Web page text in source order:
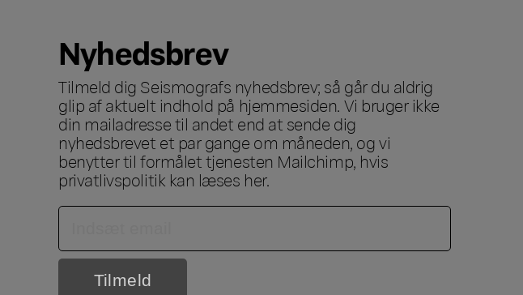
Nyhedsbrev
Tilmeld dig Seismografs nyhedsbrev; så går du aldrig
glip af aktuelt indhold på hjemmesiden. Vi bruger ikke
din mailadresse til andet end at sende dig
nyhedsbrevet et par gange om måneden, og vi
benytter til formålet tjenesten Mailchimp, hvis
privatlivspolitik kan læses her.